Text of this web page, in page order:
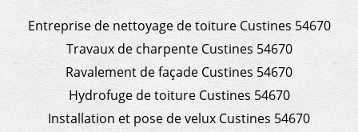
Entreprise de nettoyage de toiture Custines 54670
Travaux de charpente Custines 54670
Ravalement de façade Custines 54670
Hydrofuge de toiture Custines 54670
Installation et pose de velux Custines 54670